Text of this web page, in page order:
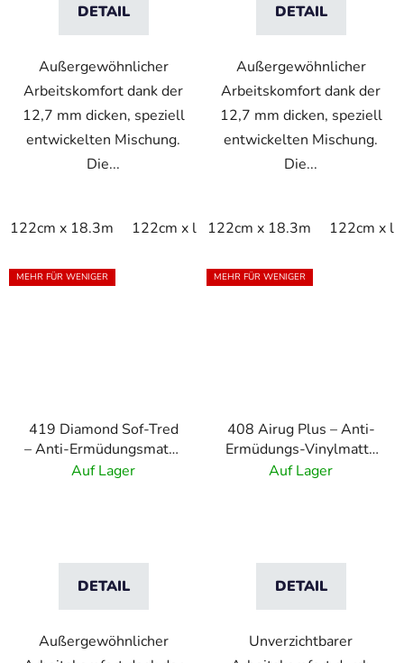
DETAIL
Außergewöhnlicher
Arbeitskomfort dank der
12,7 mm dicken, speziell
entwickelten Mischung.
Die...
122cm x 18.3m 122cm x linm 60cm x 18.3m 60cm x
DETAIL
Außergewöhnlicher
Arbeitskomfort dank der
12,7 mm dicken, speziell
entwickelten Mischung.
Die...
122cm x 18.3m 122cm x
MEHR FÜR WENIGER
419 Diamond Sof-Tred
– Anti-Ermüdungsmatte
mit Dyna-Shield-
Auf Lager
DETAIL
Außergewöhnlicher
MEHR FÜR WENIGER
408 Airug Plus – Anti-
Ermüdungs-Vinylmatte
mit Rippenmuster –
Auf Lager
DETAIL
Unverzichtbarer